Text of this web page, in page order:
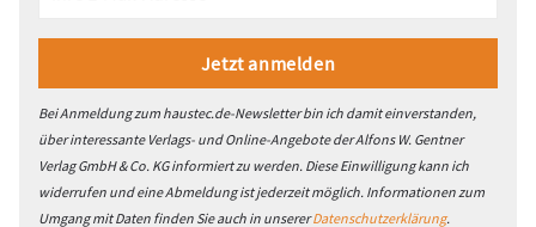
Bei Anmeldung zum haustec.de-Newsletter bin ich damit einverstanden,
über interessante Verlags- und Online-Angebote der Alfons W. Gentner
Verlag GmbH & Co. KG informiert zu werden. Diese Einwilligung kann ich
widerrufen und eine Abmeldung ist jederzeit möglich. Informationen zum
Umgang mit Daten finden Sie auch in unsererDatenschutzerklärung.